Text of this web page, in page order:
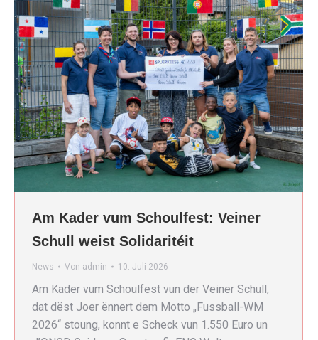
Am Kader vum Schoulfest: Veiner
Schull weist Solidaritéit
News Von admin 10. Juli 2026
Am Kader vum Schoulfest vun der Veiner Schull,
dat dëst Joer ënnert dem Motto „Fussball-WM
2026“ stoung, konnt e Scheck vun 1.550 Euro un